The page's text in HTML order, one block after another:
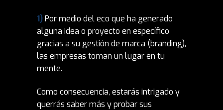
1)Por medio del eco que ha generado
alguna idea o proyecto en específico
gracias a su gestión de marca (branding),
las empresas toman un lugar en tu
mente.
Como consecuencia, estarás intrigado y
querrás saber más y probar sus